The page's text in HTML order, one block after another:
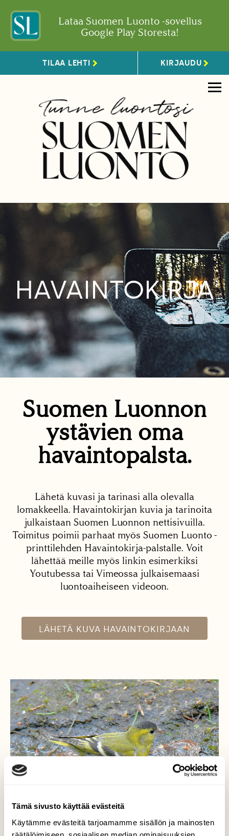
Tämä sivusto käyttää evästeitä
Käytämme evästeitä tarjoamamme sisällön ja mainosten
Lataa Suomen Luonto -sovellus
Google Play Storesta!
TILAA LEHTI KIRJAUDU
HAVAINTOKIRJA
Suomen Luonnon
ystävien oma
havaintopalsta.
Lähetä kuvasi ja tarinasi alla olevalla
lomakkeella. Havaintokirjan kuvia ja tarinoita
julkaistaan Suomen Luonnon nettisivuilla.
Toimitus poimii parhaat myös Suomen Luonto -
printtilehden Havaintokirja-palstalle. Voit
lähettää meille myös linkin esimerkiksi
Youtubessa tai Vimeossa julkaisemaasi
luontoaiheiseen videoon.
LÄHETÄ KUVA HAVAINTOKIRJAAN